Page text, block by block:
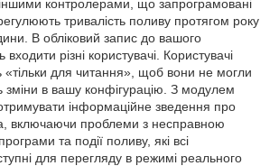
контролерами, що запрограмовані
тривалість поливу протягом року
В обліковий запис до вашого
різні користувачі. Користувачі
«тільки для читання», щоб вони не могли
зміни в вашу конфігурацію. З модулем
інформаційне зведення про
включаючи проблеми з несправною
та події поливу, які всі
для перегляду в режимі реального